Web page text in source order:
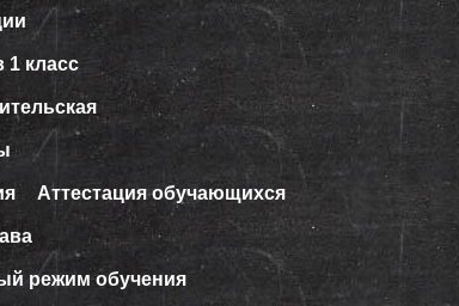
1 класс
Аттестация обучающихся
режим обучения